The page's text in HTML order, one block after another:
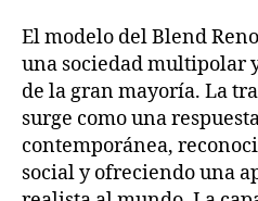
El modelo del Blend
una sociedad multipolar
de la gran mayoría. La
surge como una
contemporánea,
social y ofreciendo una